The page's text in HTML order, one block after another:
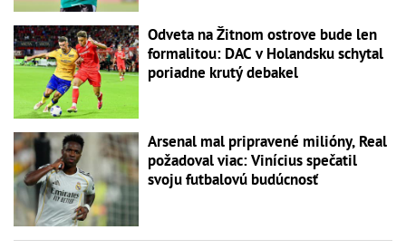
Odveta na Žitnom ostrove bude len
formalitou: DAC v Holandsku schytal
poriadne krutý debakel
Arsenal mal pripravené milióny, Real
požadoval viac: Vinícius spečatil
svoju futbalovú budúcnosť